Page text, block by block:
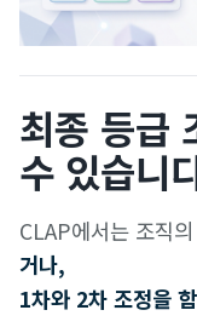
최종 등급
수 있습니
CLAP에서는 조직
거나,
1차와 2차 조정을